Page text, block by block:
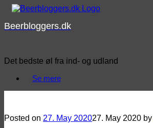
Skip
content
Beerbloggers.dk
Det bedste øl fra ind- og udland
Se mere
Posted on 27. May 202027. May 2020 by